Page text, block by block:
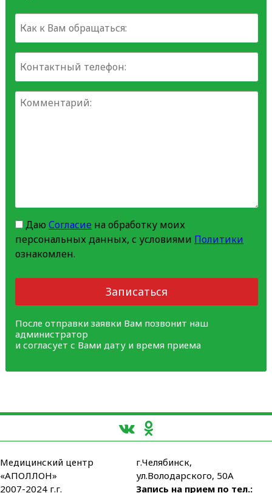
Даю Согласиена обработку моих
персональных данных, с условиями Политики
ознакомлен.
Записаться
После отправки заявки Вам позвонит наш
администратор
и согласует с Вами дату и время приема
Медицинский центр
«АПОЛЛОН»
2007-2024 г.г.
г.Челябинск,
ул.Володарского, 50А
Запись на прием по тел.: